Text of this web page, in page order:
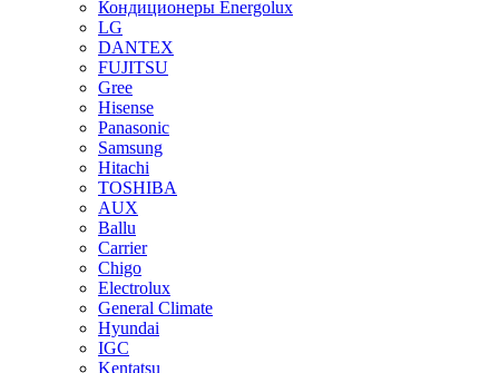
Кондиционеры Energolux
LG
DANTEX
FUJITSU
Gree
Hisense
Panasonic
Samsung
Hitachi
TOSHIBA
AUX
Ballu
Carrier
Chigo
Electrolux
General Climate
Hyundai
IGC
Kentatsu